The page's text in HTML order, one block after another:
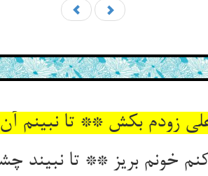
خونم بریز ** تا نبیند